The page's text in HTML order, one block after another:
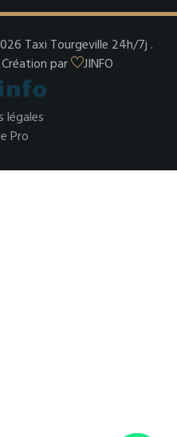
Taxi Tourgeville 24h/7j .
par
JINFO
légales
Pro